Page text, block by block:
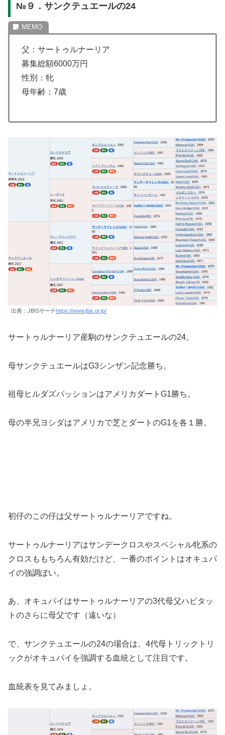
№９．サンクテュエールの24
父：サートゥルナーリア
募集総額6000万円
性別：牝
母年齢：7歳
出典：JBISサーチhttps://www.jbis.or.jp/
サートゥルナーリア産駒のサンクテュエールの24。
母サンクテュエールはG3シンザン記念勝ち。
祖母ヒルダズパッションはアメリカダートG1勝ち。
母の半兄ヨシダはアメリカで芝とダートのG1を各１勝。
初仔のこの仔は父サートゥルナーリアですね。
サートゥルナーリアはサンデークロスやスペシャル牝系の
クロスももちろん有効だけど、一番のポイントはオキュパ
イの強調ぽい。
あ、オキュパイはサートゥルナーリアの3代母父ハビタッ
トのさらに母父です（遠いな）
で、サンクテュエールの24の場合は、4代母トリックトリ
ックがオキュパイを強調する血統として注目です。
血統表を見てみましょ。